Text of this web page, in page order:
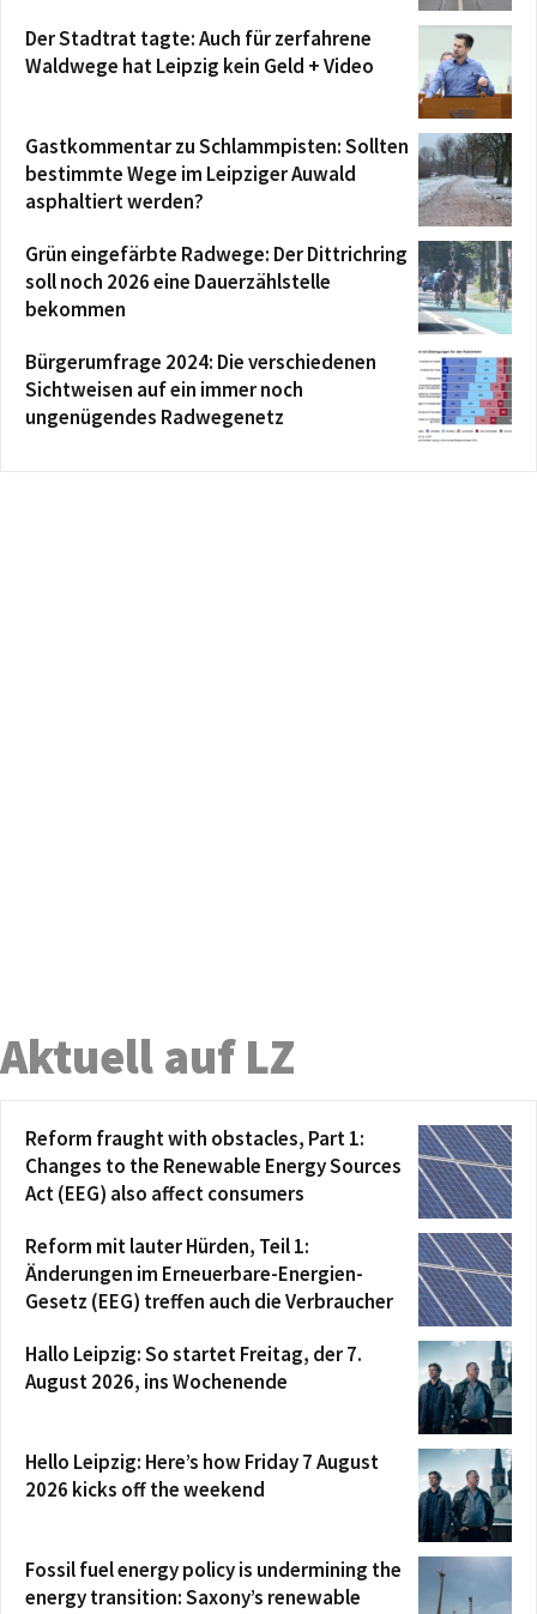
Der Stadtrat tagte: Auch für zerfahrene
Waldwege hat Leipzig kein Geld + Video
Gastkommentar zu Schlammpisten: Sollten
bestimmte Wege im Leipziger Auwald
asphaltiert werden?
Grün eingefärbte Radwege: Der Dittrichring
soll noch 2026 eine Dauerzählstelle
bekommen
Bürgerumfrage 2024: Die verschiedenen
Sichtweisen auf ein immer noch
ungenügendes Radwegenetz
Aktuell auf LZ
Reform fraught with obstacles, Part 1:
Changes to the Renewable Energy Sources
Act (EEG) also affect consumers
Reform mit lauter Hürden, Teil 1:
Änderungen im Erneuerbare-Energien-
Gesetz (EEG) treffen auch die Verbraucher
Hallo Leipzig: So startet Freitag, der 7.
August 2026, ins Wochenende
Hello Leipzig: Here’s how Friday 7 August
2026 kicks off the weekend
Fossil fuel energy policy is undermining the
energy transition: Saxony’s renewable